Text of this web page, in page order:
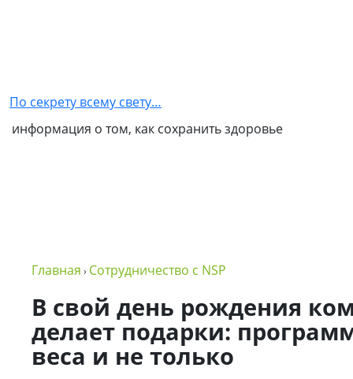
партнером
NSP
в
NSP
Политика
конфиденциальности
По секрету всему свету…
информация о том, как сохранить здоровье
Главная › Сотрудничество с NSP
В свой день рождения
делает подарки:
веса и не только